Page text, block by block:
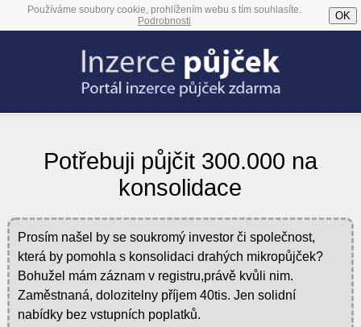
Používáme soubory cookie, prohlížením webu s tím souhlasíte.
Podrobnosti
OK
Potřebuji půjčit 300.000 na
konsolidace
Prosím našel by se soukromý investor či společnost,
která by pomohla s konsolidaci drahých mikropůjček?
Bohužel mám záznam v registru,právě kvůli nim.
Zaměstnaná, dolozitelny příjem 40tis. Jen solidní
nabídky bez vstupních poplatků.